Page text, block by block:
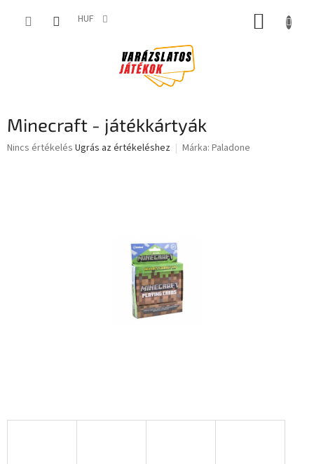
HUF KOSÁR
Minecraft - játékkártyák
A
Nincs értékelés Ugrás az értékeléshez Márka: Paladone